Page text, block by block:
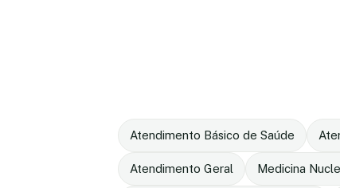
Atendimento Básico de Saúde
Atendimento Geral Medicina